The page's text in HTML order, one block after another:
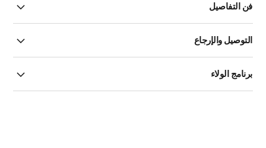
فن التفاصيل
التوصيل والإرجاع
برنامج الولاء